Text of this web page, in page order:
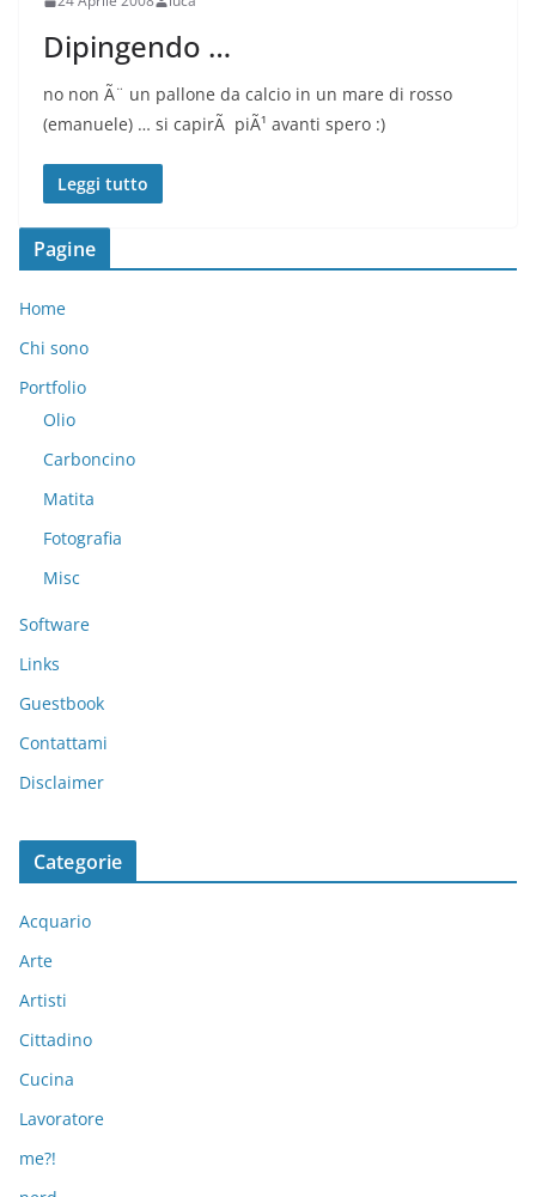
Dipingendo …
no non Ã¨ un pallone da calcio in un mare di rosso
(emanuele) … si capirÃ piÃ¹ avanti spero :)
Leggi tutto
Pagine
Home
Chi sono
Portfolio
Olio
Carboncino
Matita
Fotografia
Misc
Software
Links
Guestbook
Contattami
Disclaimer
Categorie
Acquario
Arte
Artisti
Cittadino
Cucina
Lavoratore
me?!